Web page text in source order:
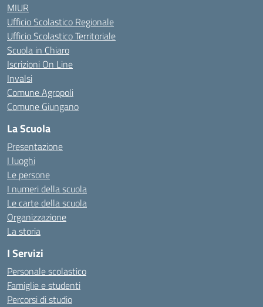
MIUR
Ufficio Scolastico Regionale
Ufficio Scolastico Territoriale
Scuola in Chiaro
Iscrizioni On Line
Invalsi
Comune Agropoli
Comune Giungano
La Scuola
Presentazione
I luoghi
Le persone
I numeri della scuola
Le carte della scuola
Organizzazione
La storia
I Servizi
Personale scolastico
Famiglie e studenti
Percorsi di studio